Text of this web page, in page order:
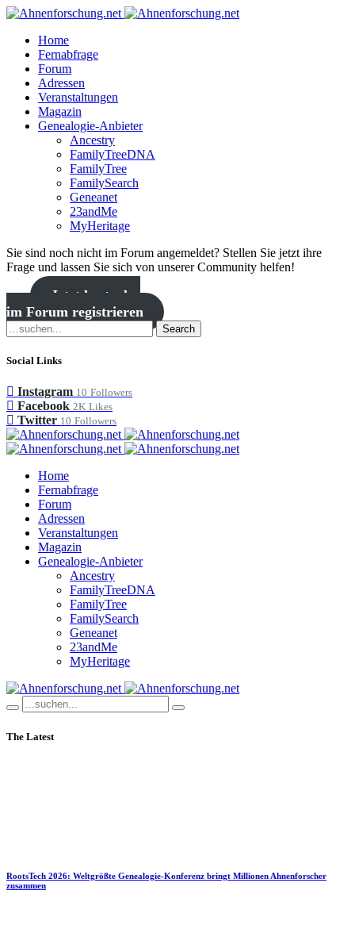
Home
Fernabfrage
Forum
Adressen
Veranstaltungen
Magazin
Genealogie-Anbieter
Ancestry
FamilyTreeDNA
FamilyTree
FamilySearch
Geneanet
23andMe
MyHeritage
Sie sind noch nicht im Forum angemeldet? Stellen Sie jetzt ihre
Frage und lassen Sie sich von unserer Community helfen!
Jetzt kostenlos
im Forum registrieren
Search
Social Links
Instagram 10 Followers
Facebook 2K Likes
Twitter 10 Followers
Home
Fernabfrage
Forum
Adressen
Veranstaltungen
Magazin
Genealogie-Anbieter
Ancestry
FamilyTreeDNA
FamilyTree
FamilySearch
Geneanet
23andMe
MyHeritage
The Latest
RootsTech 2026: Weltgrößte Genealogie-Konferenz bringt Millionen Ahnenforscher
zusammen